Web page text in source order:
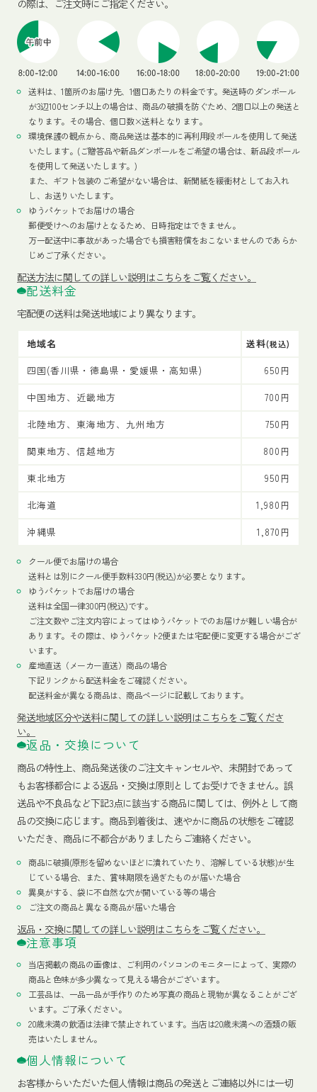
の際は、ご注文時にご指定ください。
送料は、1箇所のお届け先、1個口あたりの料金です。発送時のダンボール
が3辺100センチ以上の場合は、商品の破損を防ぐため、2個口以上の発送と
なります。その場合、個口数×送料となります。
環境保護の観点から、商品発送は基本的に再利用段ボールを使用して発送
いたします。(ご贈答品や新品ダンボールをご希望の場合は、新品段ボール
を使用して発送いたします。)
また、ギフト包装のご希望がない場合は、新聞紙を緩衝材としてお入れ
し、お送りいたします。
ゆうパケットでお届けの場合
郵便受けへのお届けとなるため、日時指定はできません。
万一配送中に事故があった場合でも損害賠償をおこないませんのであらか
じめご了承ください。
配送方法に関しての詳しい説明はこちらをご覧ください。
配送料金
宅配便の送料は発送地域により異なります。
地域名 送料(税込)
四国(香川県・徳島県・愛媛県・高知県)
650円
中国地方、近畿地方
700円
北陸地方、東海地方、九州地方
750円
関東地方、信越地方
800円
東北地方
950円
北海道
1,980円
沖縄県
1,870円
クール便でお届けの場合
送料とは別にクール便手数料330円(税込)が必要となります。
ゆうパケットでお届けの場合
送料は全国一律300円(税込)です。
ご注文数やご注文内容によってはゆうパケットでのお届けが難しい場合が
あります。その際は、ゆうパケット2便または宅配便に変更する場合がござ
います。
産地直送（メーカー直送）商品の場合
下記リンクから配送料金をご確認ください。
配送料金が異なる商品は、商品ページに記載しております。
発送地域区分や送料に関しての詳しい説明はこちらをご覧くださ
い。
返品・交換について
商品の特性上、商品発送後のご注文キャンセルや、未開封であって
もお客様都合による返品・交換は原則としてお受けできません。誤
送品や不良品など下記3点に該当する商品に関しては、例外として商
品の交換に応じます。商品到着後は、速やかに商品の状態をご確認
いただき、商品に不都合がありましたらご連絡ください。
商品に破損(原形を留めないほどに潰れていたり、溶解している状態)が生
じている場合、また、賞味期限を過ぎたものが届いた場合
異臭がする、袋に不自然な穴が開いている等の場合
ご注文の商品と異なる商品が届いた場合
返品・交換に関しての詳しい説明はこちらをご覧ください。
注意事項
当店掲載の商品の画像は、ご利用のパソコンのモニターによって、実際の
商品と色味が多少異なって見える場合がございます。
工芸品は、一品一品が手作りのため写真の商品と現物が異なることがござ
います。ご了承ください。
20歳未満の飲酒は法律で禁止されています。当店は20歳未満への酒類の販
売はいたしません。
個人情報について
お客様からいただいた個人情報は商品の発送とご連絡以外には一切